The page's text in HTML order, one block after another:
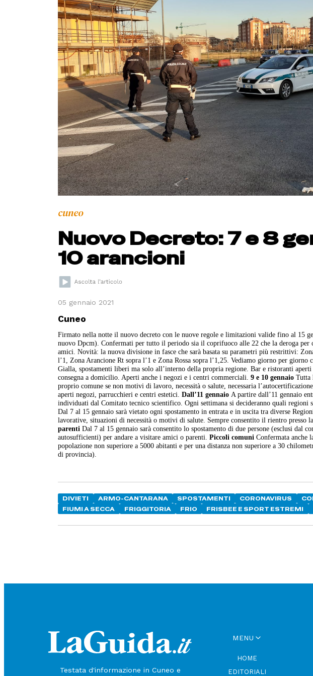
cuneo
Nuovo Decreto: 7 e 8
10 arancioni
05 gennaio 2021
Cuneo
Firmato nella notte il nuovo decreto con le nuove regole e limitazioni valide fino al 15
nuovo Dpcm). Confermati per tutto il periodo sia il coprifuoco alle 22 che la deroga per
amici. Novità: la nuova divisione in fasce che sarà basata su parametri più restrittivi:
l’1, Zona Arancione Rt sopra l’1 e Zona Rossa sopra l’1,25. Vediamo giorno per giorno
Gialla, spostamenti liberi ma solo all’interno della propria regione. Bar e ristoranti
consegna a domicilio. Aperti anche i negozi e i centri commerciali.9 e 10 gennaioTutta
proprio comune se non motivi di lavoro, necessità o salute, necessaria
aperti negozi, parrucchieri e centri estetici.Dall’11 gennaioA partire dall’11 gennaio
individuati dal Comitato tecnico scientifico. Ogni settimana si decideranno quali regioni
Dal 7 al 15 gennaio sarà vietato ogni spostamento in entrata e in uscita tra diverse
lavorative, situazioni di necessità o motivi di salute. Sempre consentito il rientro presso
parentiDal 7 al 15 gennaio sarà consentito lo spostamento di due persone (esclusi dal
autosufficienti) per andare a visitare amici o parenti.Piccoli comuniConfermata anche
popolazione non superiore a 5000 abitanti e per una distanza non superiore a 30
di provincia).
DIVIETI ARMO-CANTARANA SPOSTAMENTI CORONAVIRUS
FIUMI A SECCA
FRIGGITORIA FRIO FRISBEE E SPORT ESTREMI
Testata d'informazione in Cuneo e
MENU
HOME
EDITORIALI